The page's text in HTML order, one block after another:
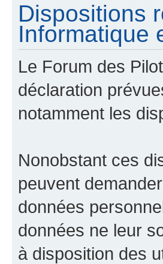
Dispositions
Informatique
Le Forum des
déclaration
notamment les
Nonobstant ces
peuvent
données
données ne leur
à disposition des